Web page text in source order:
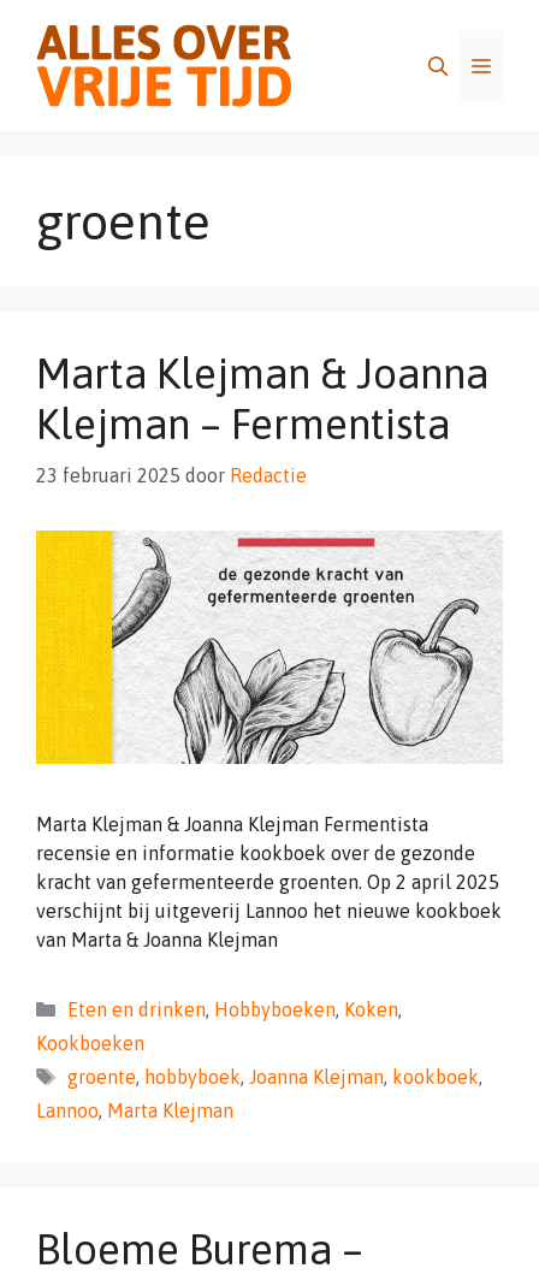
inhoud
Menu
groente
Marta Klejman & Joanna
Klejman – Fermentista
23 februari 2025 door Redactie
Marta Klejman & Joanna Klejman Fermentista
recensie en informatie kookboek over de gezonde
kracht van gefermenteerde groenten. Op 2 april 2025
verschijnt bij uitgeverij Lannoo het nieuwe kookboek
van Marta & Joanna Klejman
Categorieën
Eten en drinken, Hobbyboeken, Koken,
Kookboeken
Tags
groente, hobbyboek, Joanna Klejman, kookboek,
Lannoo, Marta Klejman
Bloeme Burema –